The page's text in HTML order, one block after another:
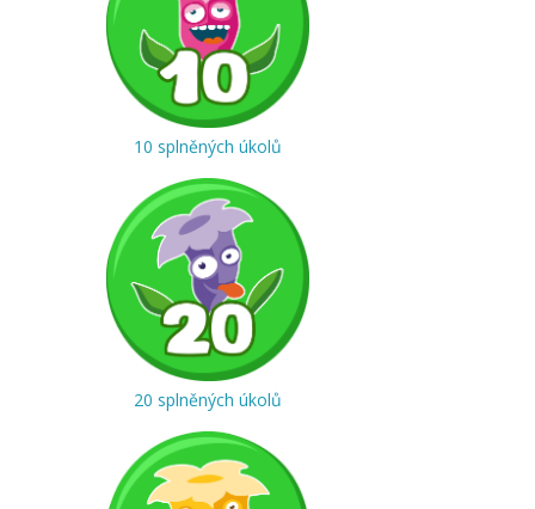
10 splněných úkolů
20 splněných úkolů